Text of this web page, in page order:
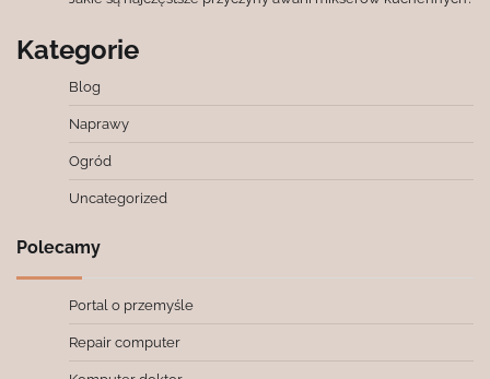
Kategorie
Blog
Naprawy
Ogród
Uncategorized
Polecamy
Portal o przemyśle
Repair computer